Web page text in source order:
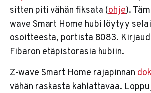
sitten piti vähän fiksata (ohje).
wave Smart Home hubi löytyy
osoitteesta, portista 8083.
Fibaron etäpistorasia hubiin.
Z-wave Smart Home rajapinnan
vähän raskasta kahlattavaa.